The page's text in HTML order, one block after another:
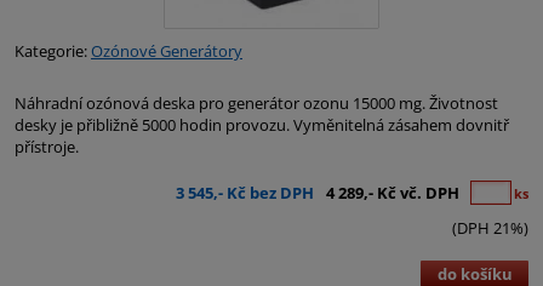
Kategorie:Ozónové Generátory
Náhradní ozónová deska pro generátor ozonu 15000 mg. Životnost
desky je přibližně 5000 hodin provozu. Vyměnitelná zásahem dovnitř
přístroje.
3 545,- Kč bez DPH 4 289,- Kč vč. DPH ks
(DPH 21%)
do košíku